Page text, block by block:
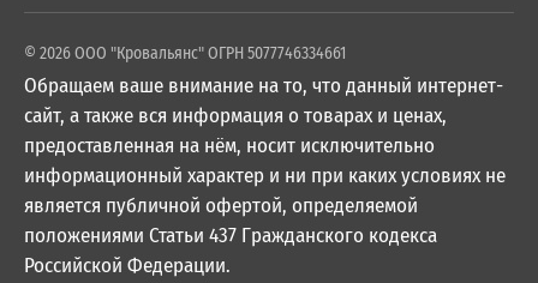
© 2026 ООО "Кровальянс" ОГРН 5077746334661
Обращаем ваше внимание на то, что данный интернет-
сайт, а также вся информация о товарах и ценах,
предоставленная на нём, носит исключительно
информационный характер и ни при каких условиях не
является публичной офертой, определяемой
положениями Статьи 437 Гражданского кодекса
Российской Федерации.